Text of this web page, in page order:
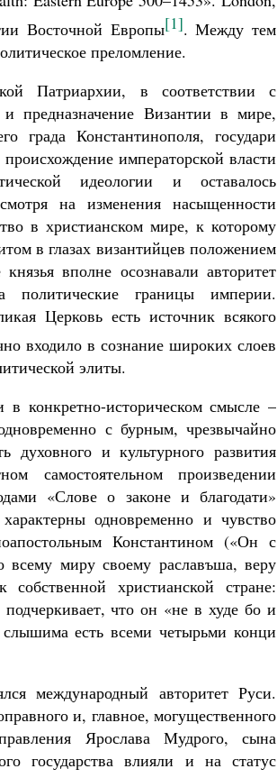
Восточной Европы[1]. Между тем
преломление.
Патриархии, в соответствии с
предназначение Византии в мире,
града Константинополя, государи
императорской власти
идеологии и оставалось
на изменения насыщенности
в христианском мире, к которому
в глазах византийцев положением
вполне осознавали авторитет
политические границы империи.
Церковь есть источник всякого
входило в сознание широких слоев
элиты.
конкретно-историческом смысле –
с бурным, чрезвычайно
духовного и культурного развития
самостоятельном произведении
«Слове о законе и благодати»
одновременно и чувство
Константином («Он с
миру своему раславъша, веру
христианской стране:
что он «не в худе бо и
есть всеми четырьми конци
международный авторитет Руси.
и, главное, могущественного
Ярослава Мудрого, сына
государства влияли и на статус